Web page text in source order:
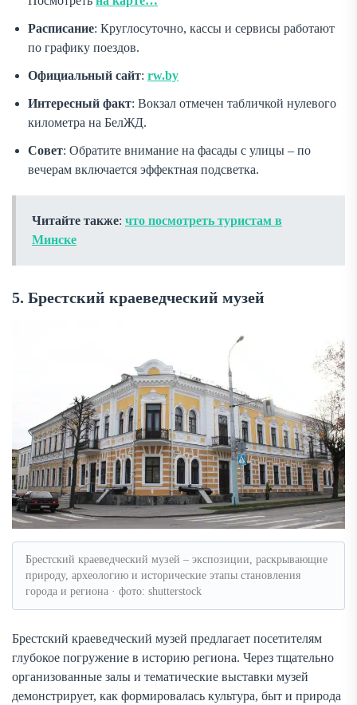
Расписание: Круглосуточно, кассы и сервисы работают
по графику поездов.
Официальный сайт: rw.by
Интересный факт: Вокзал отмечен табличкой нулевого
километра на БелЖД.
Совет: Обратите внимание на фасады с улицы – по
вечерам включается эффектная подсветка.
Читайте также: что посмотреть туристам в
Минске
5. Брестский краеведческий музей
Брестский краеведческий музей – экспозиции, раскрывающие
природу, археологию и исторические этапы становления
города и региона · фото: shutterstock
Брестский краеведческий музей предлагает посетителям
глубокое погружение в историю региона. Через тщательно
организованные залы и тематические выставки музей
демонстрирует, как формировалась культура, быт и природа